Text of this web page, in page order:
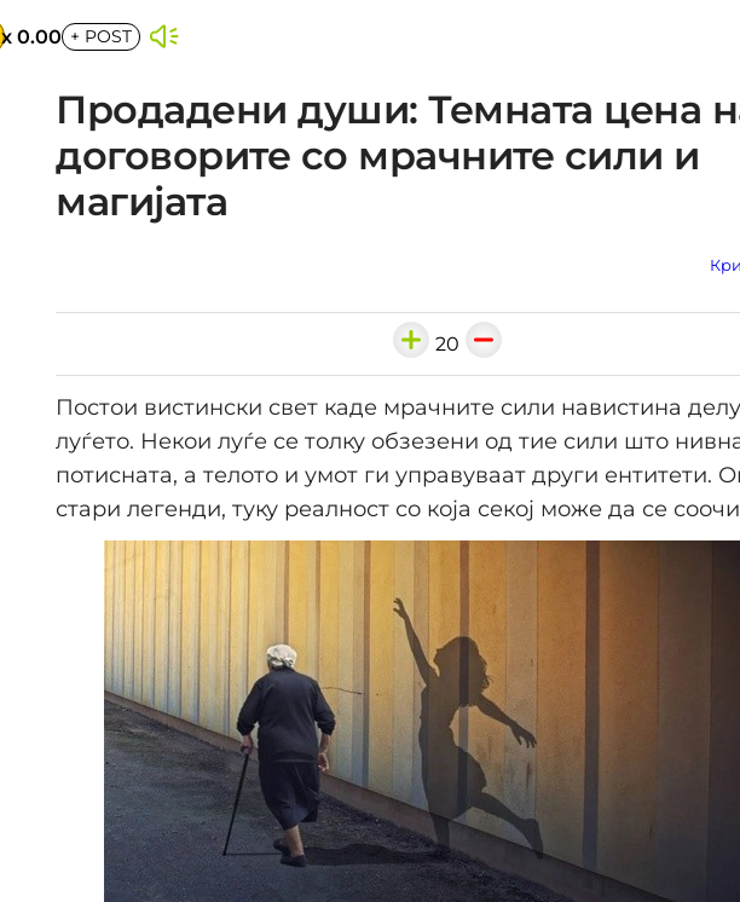
x 0.00 + POST
Продадени души: Темната цена
договорите со мрачните сили и
магијата
20
Постои вистински свет каде мрачните сили навистина
луѓето. Некои луѓе се толку обзезени од тие сили што
потисната, а телото и умот ги управуваат други ентитети.
стари легенди, туку реалност со која секој може да се